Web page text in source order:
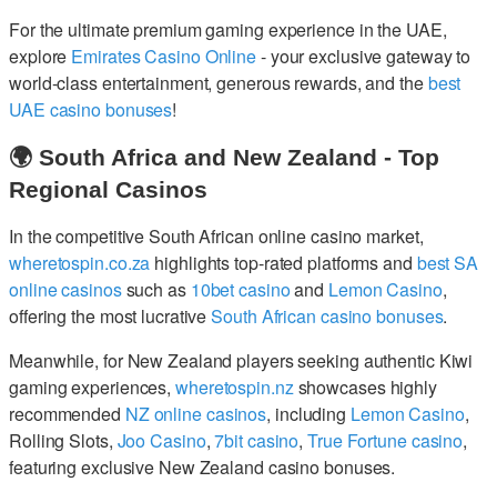
For the ultimate premium gaming experience in the UAE,
explore Emirates Casino Online- your exclusive gateway to
world-class entertainment, generous rewards, and thebest
UAE casino bonuses!
🌍 South Africa and New Zealand - Top
Regional Casinos
In the competitive South African online casino market,
wheretospin.co.za highlights top-rated platforms and best SA
online casinossuch as 10bet casinoand Lemon Casino,
offering the most lucrativeSouth African casino bonuses.
Meanwhile, for New Zealand players seeking authentic Kiwi
gaming experiences, wheretospin.nzshowcases highly
recommended NZ online casinos, including Lemon Casino,
Rolling Slots, Joo Casino,7bit casino,True Fortune casino,
featuring exclusive New Zealand casino bonuses.